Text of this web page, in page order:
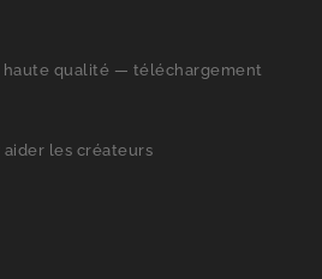
haute qualité — téléchargement
les créateurs